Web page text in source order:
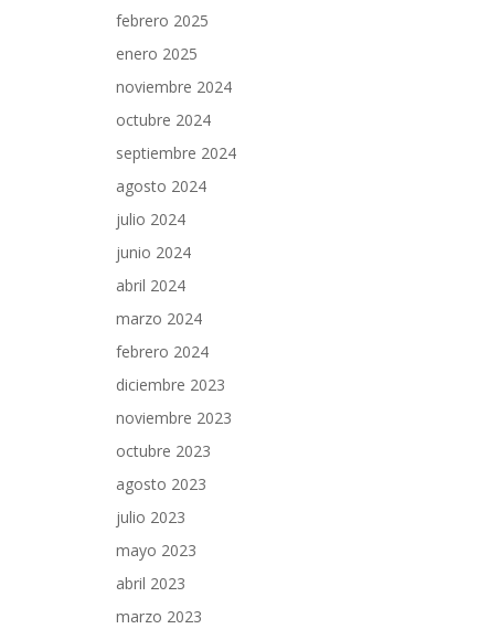
febrero 2025
enero 2025
noviembre 2024
octubre 2024
septiembre 2024
agosto 2024
julio 2024
junio 2024
abril 2024
marzo 2024
febrero 2024
diciembre 2023
noviembre 2023
octubre 2023
agosto 2023
julio 2023
mayo 2023
abril 2023
marzo 2023